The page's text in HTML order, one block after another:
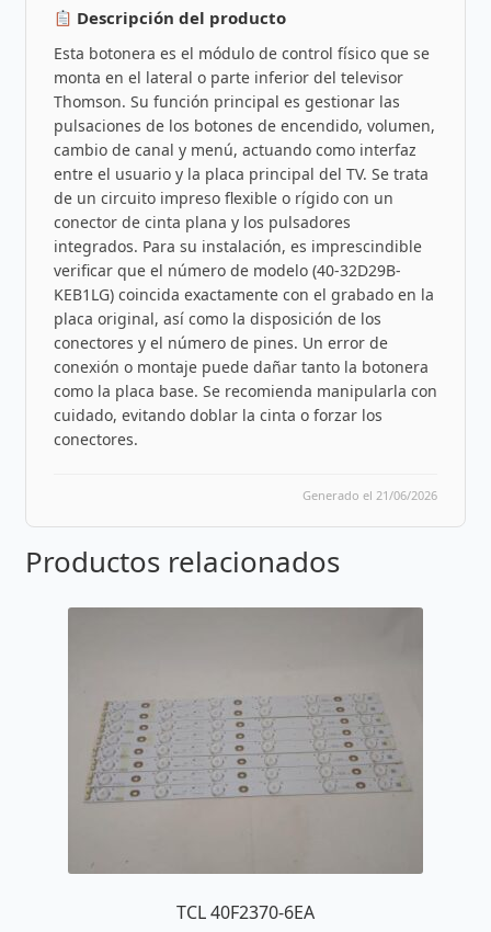
Descripción del producto
Esta botonera es el módulo de control físico que se
monta en el lateral o parte inferior del televisor
Thomson. Su función principal es gestionar las
pulsaciones de los botones de encendido, volumen,
cambio de canal y menú, actuando como interfaz
entre el usuario y la placa principal del TV. Se trata
de un circuito impreso flexible o rígido con un
conector de cinta plana y los pulsadores
integrados. Para su instalación, es imprescindible
verificar que el número de modelo (40-32D29B-
KEB1LG) coincida exactamente con el grabado en la
placa original, así como la disposición de los
conectores y el número de pines. Un error de
conexión o montaje puede dañar tanto la botonera
como la placa base. Se recomienda manipularla con
cuidado, evitando doblar la cinta o forzar los
conectores.
Generado el 21/06/2026
Productos relacionados
TCL 40F2370-6EA